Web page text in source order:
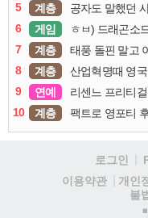
5
계층 공자도 말했던
6
게임 ㅎㅂ) 드래곤소
7
계층 태풍 돌핀 말고
8
계층 산업혁명때 영
9
연예 리센느 프리티
10
계층 팩트로 영포티
로그인
이용약관
개인
불